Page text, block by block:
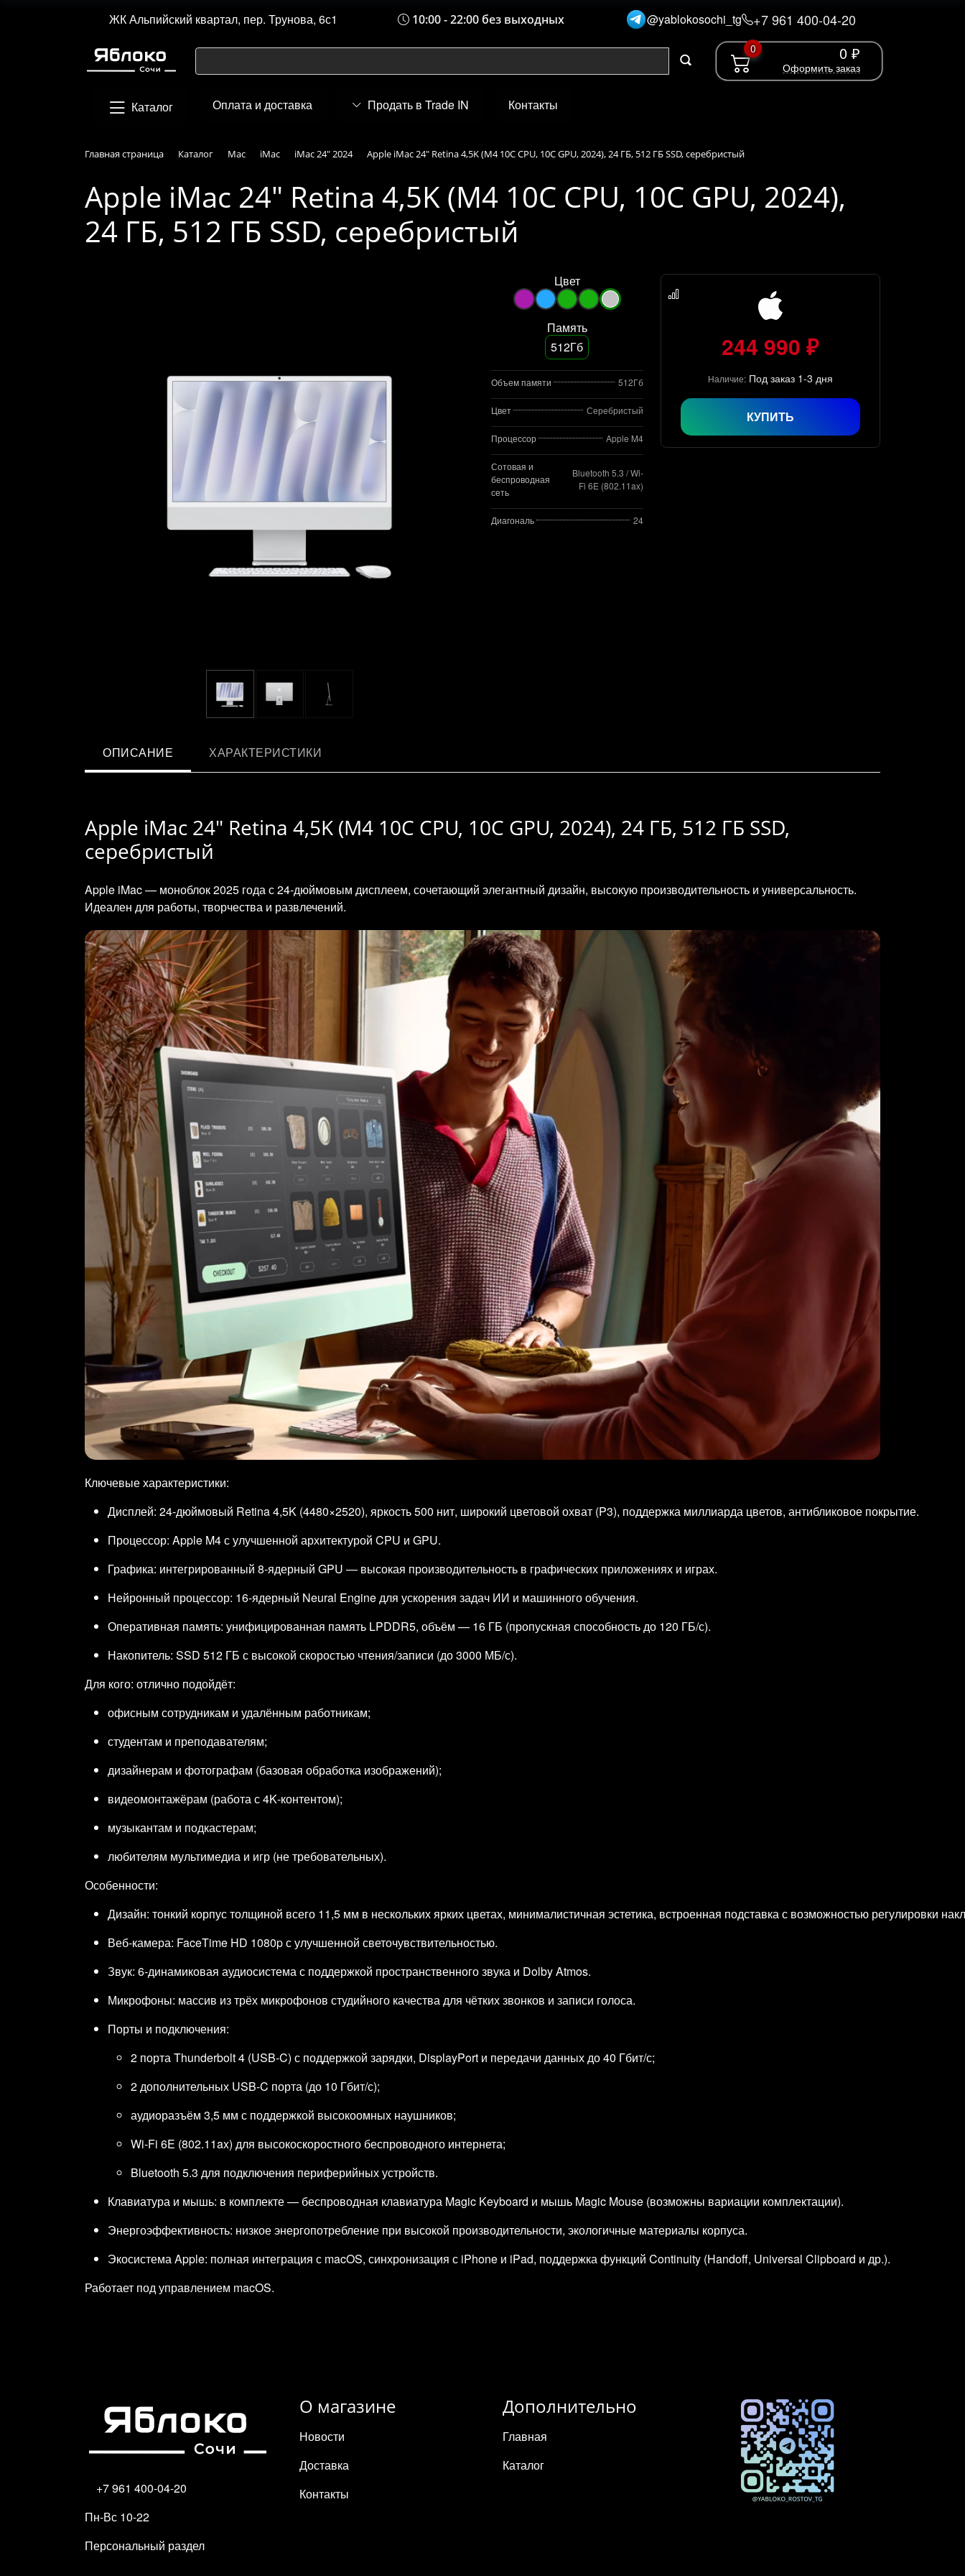
ЖК Альпийский квартал, пер. Трунова, 6с1 10:00 - 22:00 без выходных @yablokosochi_tg +7 961 400-04-20
0 0 ₽
Оформить заказ
Каталог Оплата и доставка Продать в Trade IN Контакты
Главная страница Каталог Mac iMac iMac 24" 2024 Apple iMac 24" Retina 4,5K (M4 10C CPU, 10C GPU, 2024), 24 ГБ, 512 ГБ SSD, серебристый
Apple iMac 24" Retina 4,5K (M4 10C CPU, 10C GPU, 2024),
24 ГБ, 512 ГБ SSD, серебристый
Цвет
Память
512Гб
Объем памяти 512Гб
Цвет Серебристый
Процессор Apple M4
Сотовая и
беспроводная
сеть
Bluetooth 5.3 / Wi-
Fi 6E (802.11ax)
Диагональ 24
244 990 ₽
Наличие: Под заказ 1-3 дня
КУПИТЬ
ОПИСАНИЕ ХАРАКТЕРИСТИКИ
Apple iMac 24" Retina 4,5K (M4 10C CPU, 10C GPU, 2024), 24 ГБ, 512 ГБ SSD,
серебристый
Apple iMac — моноблок 2025 года с 24‑дюймовым дисплеем, сочетающий элегантный дизайн, высокую производительность и универсальность.
Идеален для работы, творчества и развлечений.
Ключевые характеристики:
Дисплей: 24‑дюймовый Retina 4,5K (4480×2520), яркость 500 нит, широкий цветовой охват (P3), поддержка миллиарда цветов, антибликовое покрытие.
Процессор: Apple M4 с улучшенной архитектурой CPU и GPU.
Графика: интегрированный 8‑ядерный GPU — высокая производительность в графических приложениях и играх.
Нейронный процессор: 16‑ядерный Neural Engine для ускорения задач ИИ и машинного обучения.
Оперативная память: унифицированная память LPDDR5, объём — 16 ГБ (пропускная способность до 120 ГБ/с).
Накопитель: SSD 512 ГБ с высокой скоростью чтения/записи (до 3000 МБ/с).
Для кого: отлично подойдёт:
офисным сотрудникам и удалённым работникам;
студентам и преподавателям;
дизайнерам и фотографам (базовая обработка изображений);
видеомонтажёрам (работа с 4K‑контентом);
музыкантам и подкастерам;
любителям мультимедиа и игр (не требовательных).
Особенности:
Дизайн: тонкий корпус толщиной всего 11,5 мм в нескольких ярких цветах, минималистичная эстетика, встроенная подставка с возможностью регулировки
Веб‑камера: FaceTime HD 1080p с улучшенной светочувствительностью.
Звук: 6‑динамиковая аудиосистема с поддержкой пространственного звука и Dolby Atmos.
Микрофоны: массив из трёх микрофонов студийного качества для чётких звонков и записи голоса.
Порты и подключения:
2 порта Thunderbolt 4 (USB‑C) с поддержкой зарядки, DisplayPort и передачи данных до 40 Гбит/с;
2 дополнительных USB‑C порта (до 10 Гбит/с);
аудиоразъём 3,5 мм с поддержкой высокоомных наушников;
Wi‑Fi 6E (802.11ax) для высокоскоростного беспроводного интернета;
Bluetooth 5.3 для подключения периферийных устройств.
Клавиатура и мышь: в комплекте — беспроводная клавиатура Magic Keyboard и мышь Magic Mouse (возможны вариации комплектации).
Энергоэффективность: низкое энергопотребление при высокой производительности, экологичные материалы корпуса.
Экосистема Apple: полная интеграция с macOS, синхронизация с iPhone и iPad, поддержка функций Continuity (Handoff, Universal Clipboard и др.).
Работает под управлением macOS.
О магазине
Новости
Доставка
Контакты
Дополнительно
Главная
Каталог
+7 961 400-04-20
Пн-Вс 10-22
Персональный раздел